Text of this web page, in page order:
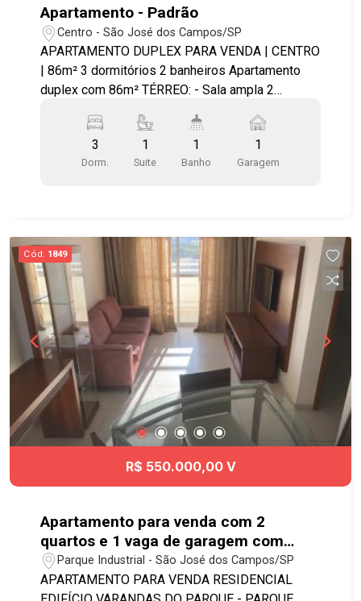
Apartamento - Padrão
Centro - São José dos Campos/SP
APARTAMENTO DUPLEX PARA VENDA | CENTRO
| 86m² 3 dormitórios 2 banheiros Apartamento
duplex com 86m² TÉRREO: - Sala ampla 2
com gabinete - Cozinha com armários planejados
- Área de serviço - Banheiro de serviço (pode ser
usado como despensa). Piso superior: - Corredor
** sem portaria, entrada com tag Condomínio com
sistema de segurança monitorada, elevador,
portão automático. Localizado no Centro de São
José dos Campos, próximo a Prefeitura,
Calçadão, e mercado municipal. Fácil acesso a
qualquer região da cidade pelo Anel Viário.
#duplexparavenda #Centro
3
Dorm.
1
Suite
1
Banho
1
Garagem
Cód. 1849
R$ 550.000,00 V
Apartamento para venda com 2
quartos e 1 vaga de garagem com
60m² - Parque Industrial
Parque Industrial - São José dos Campos/SP
APARTAMENTO PARA VENDA RESIDENCIAL